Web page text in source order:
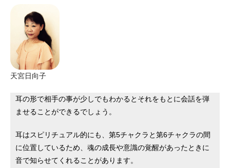
天宮日向子
耳の形で相手の事が少しでもわかるとそれをもとに会話を弾
ませることができるでしょう。
耳はスピリチュアル的にも、第5チャクラと第6チャクラの間
に位置しているため、魂の成長や意識の覚醒があったときに
音で知らせてくれることがあります。